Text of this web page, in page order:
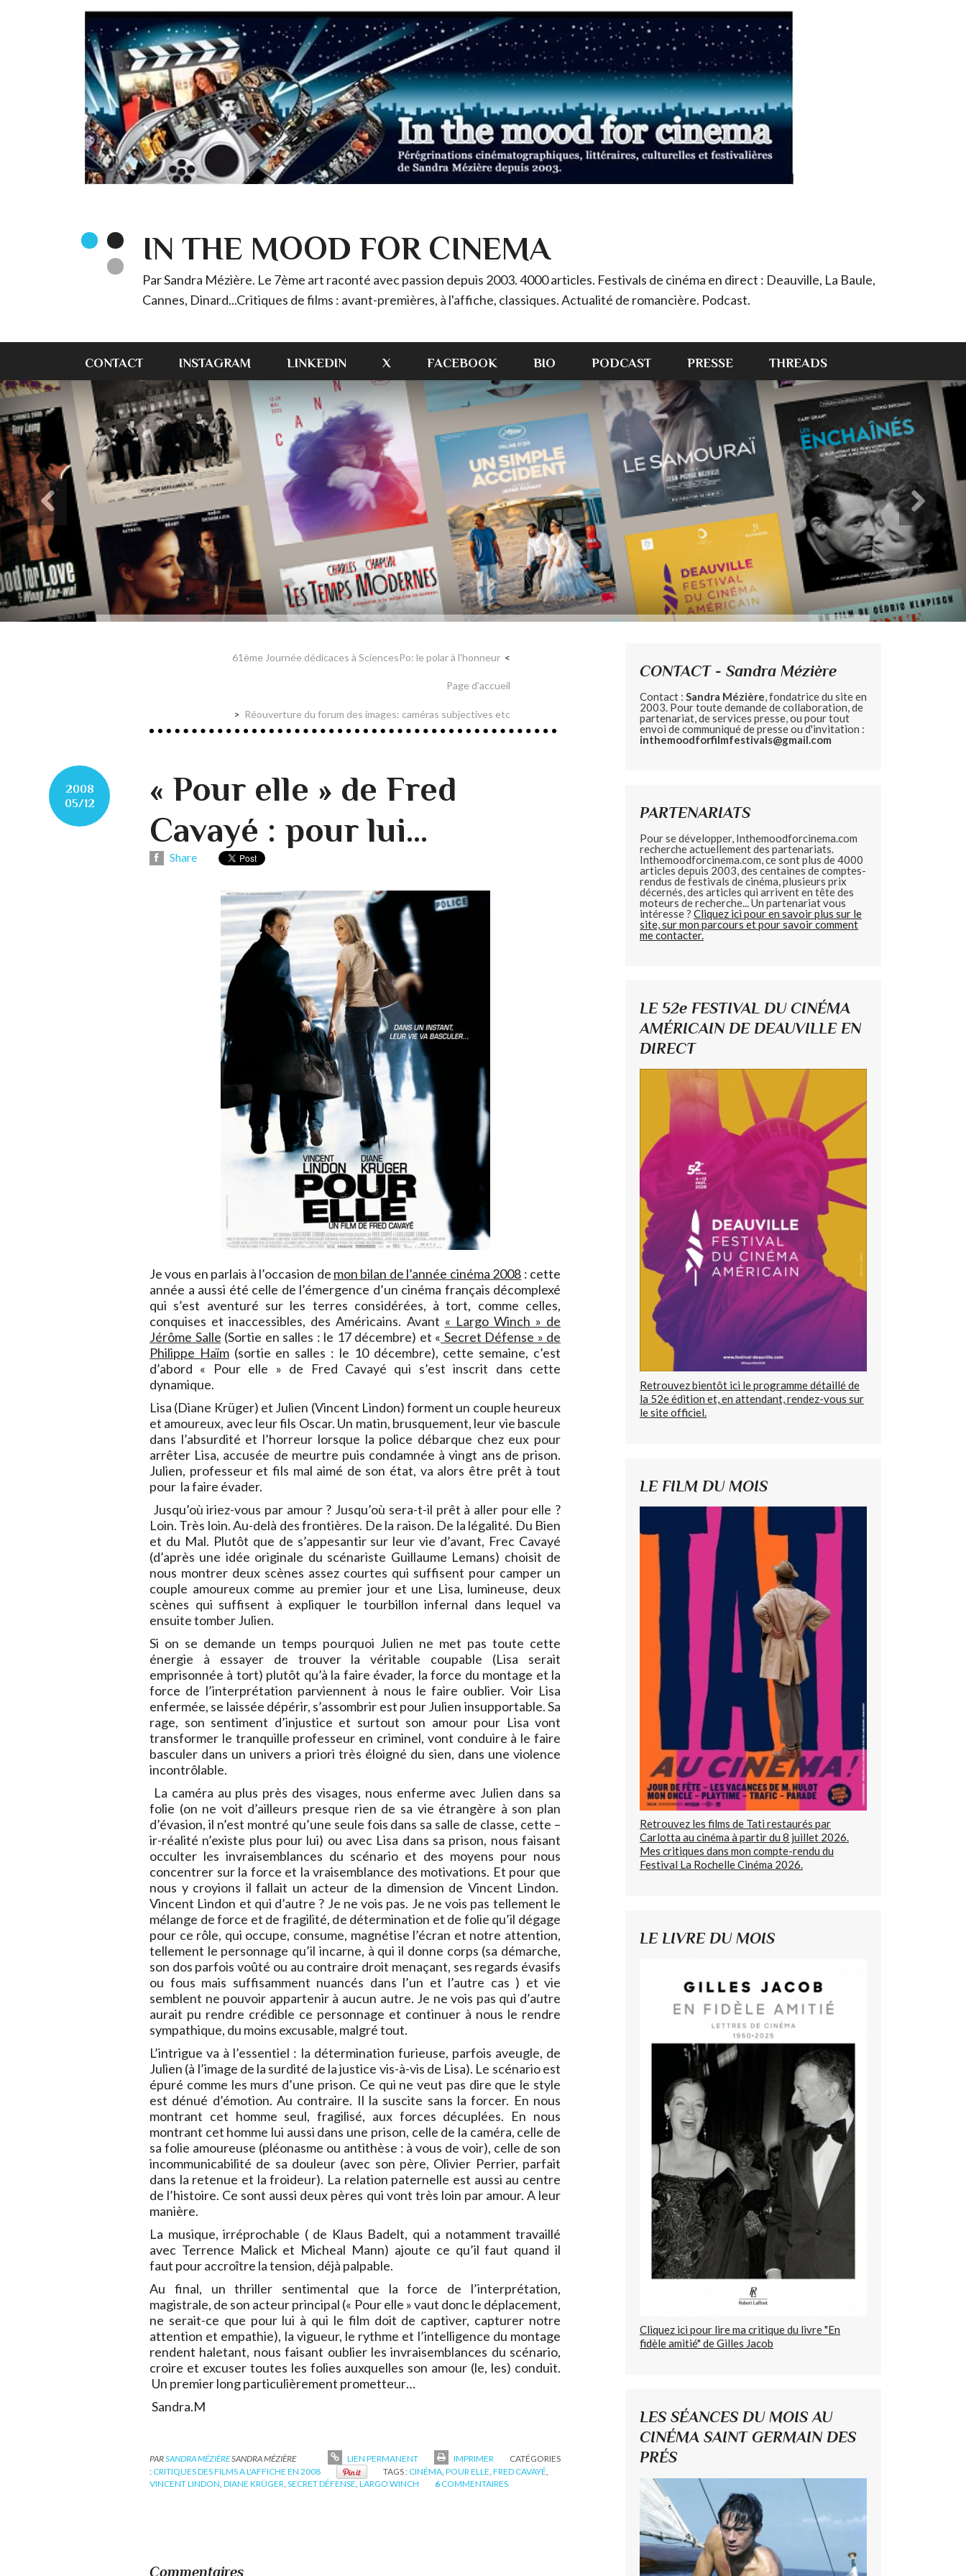
IN THE MOOD FOR CINEMA
Par Sandra Mézière. Le 7ème art raconté avec passion depuis 2003. 4000 articles. Festivals de cinéma en direct : Deauville, La Baule,
Cannes, Dinard...Critiques de films : avant-premières, à l'affiche, classiques. Actualité de romancière. Podcast.
CONTACT INSTAGRAM LINKEDIN X FACEBOOK BIO PODCAST PRESSE THREADS
61ème Journée dédicaces à SciencesPo: le polar à l'honneur
Page d'accueil
Réouverture du forum des images: caméras subjectives etc
2008
05/12
« Pour elle » de Fred
Cavayé : pour lui…
Share
Je vous en parlais à l’occasion de mon bilan de l’année cinéma 2008 : cette
année a aussi été celle de l’émergence d’un cinéma français décomplexé
qui s’est aventuré sur les terres considérées, à tort, comme celles,
conquises et inaccessibles, des Américains. Avant « Largo Winch » de
Jérôme Salle (Sortie en salles : le 17 décembre) et « Secret Défense » de
Philippe Haïm(sortie en salles : le 10 décembre), cette semaine, c’est
d’abord « Pour elle » de Fred Cavayé qui s’est inscrit dans cette
dynamique.
Lisa (Diane Krüger) et Julien (Vincent Lindon) forment un couple heureux
et amoureux, avec leur fils Oscar. Un matin, brusquement, leur vie bascule
dans l’absurdité et l’horreur lorsque la police débarque chez eux pour
arrêter Lisa, accusée de meurtre puis condamnée à vingt ans de prison.
Julien, professeur et fils mal aimé de son état, va alors être prêt à tout
pour la faire évader.
Jusqu’où iriez-vous par amour ? Jusqu’où sera-t-il prêt à aller pour elle ?
Loin. Très loin. Au-delà des frontières. De la raison. De la légalité. Du Bien
et du Mal. Plutôt que de s’appesantir sur leur vie d’avant, Frec Cavayé
(d’après une idée originale du scénariste Guillaume Lemans) choisit de
nous montrer deux scènes assez courtes qui suffisent pour camper un
couple amoureux comme au premier jour et une Lisa, lumineuse, deux
scènes qui suffisent à expliquer le tourbillon infernal dans lequel va
ensuite tomber Julien.
Si on se demande un temps pourquoi Julien ne met pas toute cette
énergie à essayer de trouver la véritable coupable (Lisa serait
emprisonnée à tort) plutôt qu’à la faire évader, la force du montage et la
force de l’interprétation parviennent à nous le faire oublier. Voir Lisa
enfermée, se laissée dépérir, s’assombrir est pour Julien insupportable. Sa
rage, son sentiment d’injustice et surtout son amour pour Lisa vont
transformer le tranquille professeur en criminel, vont conduire à le faire
basculer dans un univers a priori très éloigné du sien, dans une violence
incontrôlable.
La caméra au plus près des visages, nous enferme avec Julien dans sa
folie (on ne voit d’ailleurs presque rien de sa vie étrangère à son plan
d’évasion, il n’est montré qu’une seule fois dans sa salle de classe, cette –
ir-réalité n’existe plus pour lui) ou avec Lisa dans sa prison, nous faisant
occulter les invraisemblances du scénario et des moyens pour nous
concentrer sur la force et la vraisemblance des motivations. Et pour que
nous y croyions il fallait un acteur de la dimension de Vincent Lindon.
Vincent Lindon et qui d’autre ? Je ne vois pas. Je ne vois pas tellement le
mélange de force et de fragilité, de détermination et de folie qu’il dégage
pour ce rôle, qui occupe, consume, magnétise l’écran et notre attention,
tellement le personnage qu’il incarne, à qui il donne corps (sa démarche,
son dos parfois voûté ou au contraire droit menaçant, ses regards évasifs
ou fous mais suffisamment nuancés dans l’un et l’autre cas ) et vie
semblent ne pouvoir appartenir à aucun autre. Je ne vois pas qui d’autre
aurait pu rendre crédible ce personnage et continuer à nous le rendre
sympathique, du moins excusable, malgré tout.
L’intrigue va à l’essentiel : la détermination furieuse, parfois aveugle, de
Julien (à l’image de la surdité de la justice vis-à-vis de Lisa). Le scénario est
épuré comme les murs d’une prison. Ce qui ne veut pas dire que le style
est dénué d’émotion. Au contraire. Il la suscite sans la forcer. En nous
montrant cet homme seul, fragilisé, aux forces décuplées. En nous
montrant cet homme lui aussi dans une prison, celle de la caméra, celle de
sa folie amoureuse (pléonasme ou antithèse : à vous de voir), celle de son
incommunicabilité de sa douleur (avec son père, Olivier Perrier, parfait
dans la retenue et la froideur). La relation paternelle est aussi au centre
de l’histoire. Ce sont aussi deux pères qui vont très loin par amour. A leur
manière.
La musique, irréprochable ( de Klaus Badelt, qui a notamment travaillé
avec Terrence Malick et Micheal Mann) ajoute ce qu’il faut quand il
faut pour accroître la tension, déjà palpable.
Au final, un thriller sentimental que la force de l’interprétation,
magistrale, de son acteur principal (« Pour elle » vaut donc le déplacement,
ne serait-ce que pour lui à qui le film doit de captiver, capturer notre
attention et empathie), la vigueur, le rythme et l’intelligence du montage
rendent haletant, nous faisant oublier les invraisemblances du scénario,
croire et excuser toutes les folies auxquelles son amour (le, les) conduit.
Un premier long particulièrement prometteur…
Sandra.M
PARSANDRA MÉZIÈRESANDRA MÉZIÈRE LIEN PERMANENT IMPRIMER
CATÉGORIES
: CRITIQUES DES FILMS A L'AFFICHE EN 2008 TAGS : CINÉMA POUR ELLE FRED CAVAYÉ
VINCENT LINDON, DIANE KRÜGER, SECRET DÉFENSE, LARGO WINCH 6 COMMENTAIRES
Commentaires
CONTACT - Sandra Mézière
Contact : Sandra Mézière, fondatrice du site en
2003. Pour toute demande de collaboration, de
partenariat, de services presse, ou pour tout
envoi de communiqué de presse ou d'invitation :
inthemoodforfilmfestivals@gmail.com
PARTENARIATS
Pour se développer, Inthemoodforcinema.com
recherche actuellement des partenariats.
Inthemoodforcinema.com, ce sont plus de 4000
articles depuis 2003, des centaines de comptes-
rendus de festivals de cinéma, plusieurs prix
décernés, des articles qui arrivent en tête des
moteurs de recherche... Un partenariat vous
intéresse ? Cliquez ici pour en savoir plus sur le
site, sur mon parcours et pour savoir comment
me contacter.
LE 52e FESTIVAL DU CINÉMA
AMÉRICAIN DE DEAUVILLE EN
DIRECT
Retrouvez bientôt ici le programme détaillé de
la 52e édition et, en attendant, rendez-vous sur
le site officiel.
LE FILM DU MOIS
Retrouvez les films de Tati restaurés par
Carlotta au cinéma à partir du 8 juillet 2026.
Mes critiques dans mon compte-rendu du
Festival La Rochelle Cinéma 2026.
LE LIVRE DU MOIS
Cliquez ici pour lire ma critique du livre "En
fidèle amitié" de Gilles Jacob
LES SÉANCES DU MOIS AU
CINÉMA SAINT GERMAIN DES
PRÉS